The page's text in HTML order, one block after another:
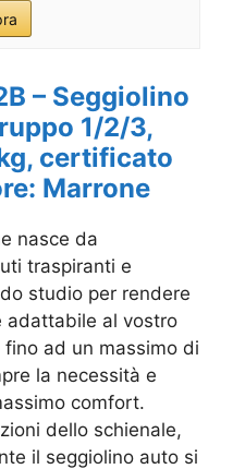
– Seggiolino
1/2/3,
certificato
Marrone
nasce da
traspiranti e
studio per rendere
adattabile al vostro
ad un massimo di
la necessità e
comfort.
dello schienale,
il seggiolino auto si